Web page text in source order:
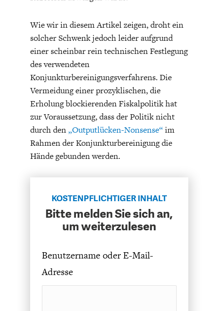
UNGLEICHHEIT UND
MACHT
FACHKRÄFTEMANGEL
EUROPA
FINANZMÄRKTE
Wie wir in diesem Artikel zeigen, droht ein
solcher Schwenk jedoch leider aufgrund
einer scheinbar rein technischen Festlegung
des verwendeten
Konjunkturbereinigungsverfahrens. Die
Vermeidung einer prozyklischen, die
Erholung blockierenden Fiskalpolitik hat
zur Voraussetzung, dass der Politik nicht
durch den „Outputlücken-Nonsense“ im
Rahmen der Konjunkturbereinigung die
Hände gebunden werden.
KOSTENPFLICHTIGER INHALT
Bitte melden Sie sich an,
um weiterzulesen
Benutzername oder E-Mail-
Adresse